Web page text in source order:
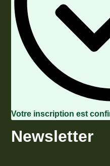
Votre inscription est
Newsletter